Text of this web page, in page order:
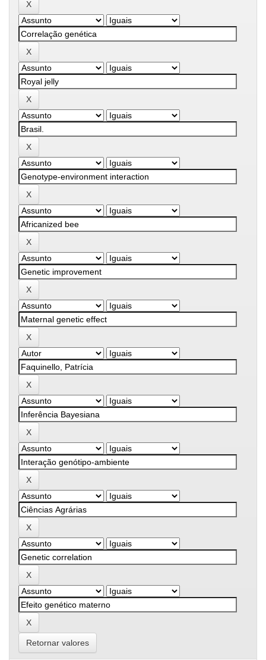
Retornar valores